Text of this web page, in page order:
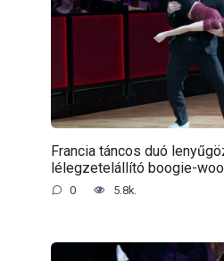
Francia táncos duó
lélegzetelállító boogie-
0 5.8k.